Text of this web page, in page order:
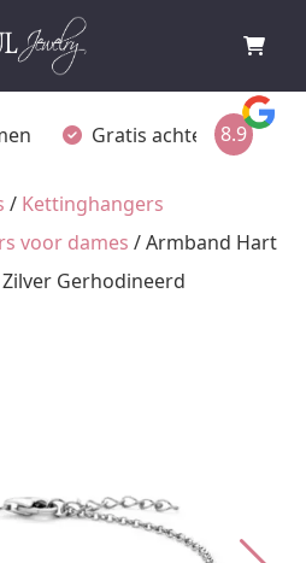
Gratis achteraf betalen
8.9
/ Kettinghangers
voor dames / Armband Hart
Zilver Gerhodineerd